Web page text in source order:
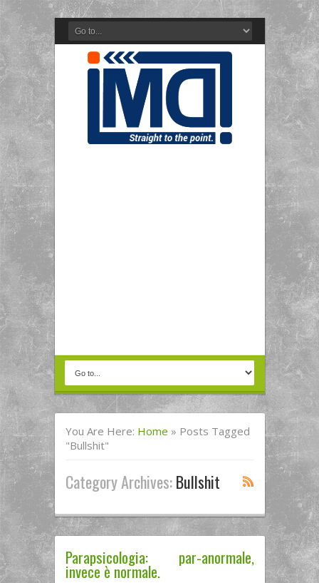
You Are Here: Home » Posts Tagged
"bullshit"
Category Archives:Bullshit
Parapsicologia: par-anormale,
invece è normale.